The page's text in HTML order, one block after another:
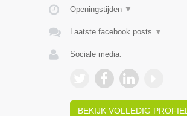
Openingstijden ▼
Laatste facebook posts ▼
Sociale media:
BEKIJK VOLLEDIG PROFIEL